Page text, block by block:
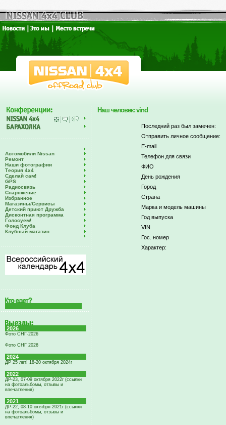
Автомобили Nissan
Ремонт
Наши фотографии
Теория 4х4
Сделай сам!
GPS
Радиосвязь
Снаряжение
Избранное
Магазины/Сервисы
Детский приют Дружба
Дисконтная программа
Голосуем!
Фонд Клуба
Клубный магазин
2026
Фото СНГ-2026
Фото СНГ 2026
2024
ДР 25 лет! 18-20 октября 2024г
2022
ДР-23, 07-09 октября 2022г (ссылки
на фотоальбомы, отзывы и
впечатления)
2021
ДР-22, 08-10 октября 2021г (ссылки
на фотоальбомы, отзывы и
впечатления)
Наш человек: vind
Последний раз был замечен:
Отправить личное сообщение:
E-mail
Телефон для связи
ФИО
День рождения
Город
Страна
Марка и модель машины
Год выпуска
VIN
Гос. номер
Характер: